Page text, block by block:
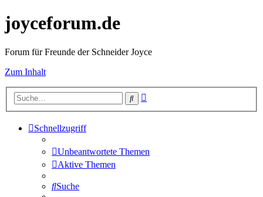
joyceforum.de
Forum für Freunde der Schneider Joyce
Zum Inhalt
Suche
Schnellzugriff
Unbeantwortete Themen
Aktive Themen
Suche